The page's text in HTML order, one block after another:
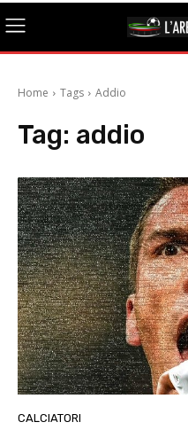
Home Tags Addio
Tag: addio
CALCIATORI